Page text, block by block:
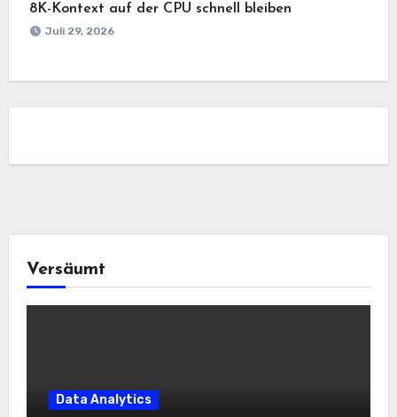
8K-Kontext auf der CPU schnell bleiben
Juli 29, 2026
Versäumt
Data Analytics